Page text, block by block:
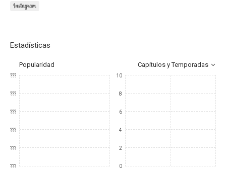
Estadísticas
Popularidad Capítulos y Temporadas
???
???
???
???
???
???
10
8
6
4
2
0